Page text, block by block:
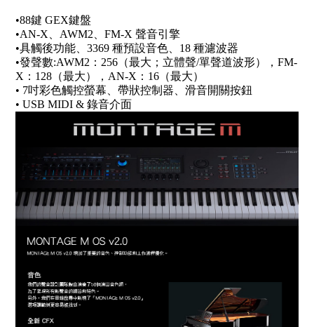
•88鍵 GEX鍵盤
•AN-X、AWM2、FM-X 聲音引擎
•具觸後功能、3369 種預設音色、18 種濾波器
•發聲數:AWM2：256（最大；立體聲/單聲道波形），FM-
X：128（最大），AN-X：16（最大）
• 7吋彩色觸控螢幕、帶狀控制器、滑音開關按鈕
• USB MIDI & 錄音介面